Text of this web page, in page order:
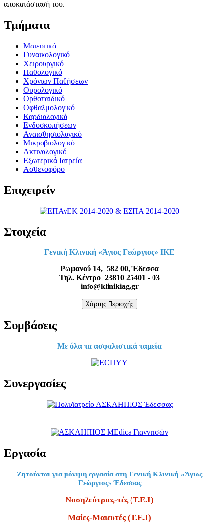
αποκατάστασή του.
Τμήματα
Μαιευτικό
Γυναικολογικό
Χειρουργικό
Παθολογικό
Χρόνιων Παθήσεων
Ουρολογικό
Ορθοπαιδικό
Οφθαλμολογικό
Καρδιολογικό
Ενδοσκοπήσεων
Αναισθησιολογικό
Μικροβιολογικό
Ακτινολογικό
Εξωτερικά Ιατρεία
Ασθενοφόρο
Επιχειρείν
Στοιχεία
Γενική Κλινική «Άγιος Γεώργιος» ΙΚΕ
Ρωμανού 14, 582 00, Έδεσσα
Τηλ. Κέντρο 23810 25401 - 03
info@klinikiag.gr
Χάρτης Περιοχής
Συμβάσεις
Με όλα τα ασφαλιστικά ταμεία
Συνεργασίες
Εργασία
Ζητούνται για μόνιμη εργασία στη Γενική Κλινική «Άγιος
Γεώργιος» Έδεσσας
Νοσηλεύτριες-τές (Τ.Ε.Ι)
Μαίες-Μαιευτές (Τ.Ε.Ι)